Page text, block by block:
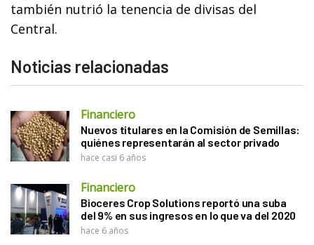
también nutrió la tenencia de divisas del
Central.
Noticias relacionadas
Financiero
Nuevos titulares en la Comisión de Semillas:
quiénes representarán al sector privado
hace casi 6 años
Financiero
Bioceres Crop Solutions reportó una suba
del 9% en sus ingresos en lo que va del 2020
hace 6 años